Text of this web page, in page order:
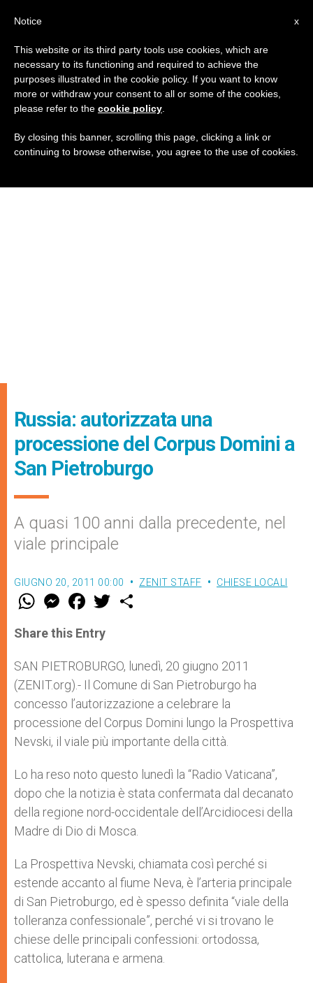
Russia: autorizzata una
processione del Corpus Domini a
San Pietroburgo
A quasi 100 anni dalla precedente, nel
viale principale
GIUGNO 20, 2011 00:00 ZENIT STAFF CHIESE LOCALI
W
t
s
p
p
M
e
s
e
g
e
r
F
a
e
b
o
k
w
r
Share this Entry
SAN PIETROBURGO, lunedì, 20 giugno 2011
(ZENIT.org).- Il Comune di San Pietroburgo ha
concesso l’autorizzazione a celebrare la
processione del Corpus Domini lungo la Prospettiva
Nevski, il viale più importante della città.
Lo ha reso noto questo lunedì la “Radio Vaticana”,
dopo che la notizia è stata confermata dal decanato
della regione nord-occidentale dell’Arcidiocesi della
Madre di Dio di Mosca.
La Prospettiva Nevski, chiamata così perché si
estende accanto al fiume Neva, è l’arteria principale
di San Pietroburgo, ed è spesso definita “viale della
tolleranza confessionale”, perché vi si trovano le
chiese delle principali confessioni: ortodossa,
cattolica, luterana e armena.
x
Notice
This website or its third party tools use cookies, which are
necessary to its functioning and required to achieve the
purposes illustrated in the cookie policy. If you want to know
more or withdraw your consent to all or some of the cookies,
please refer to the cookie policy
By closing this banner, scrolling this page, clicking a link or
continuing to browse otherwise, you agree to the use of cookies.